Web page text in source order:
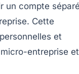
un compte
Cette
et
entreprise et